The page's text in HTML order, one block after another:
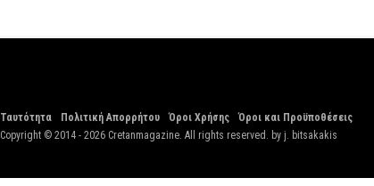
Ταυτότητα Πολιτική Απορρήτου Όροι Χρήσης
Όροι και Προϋποθέσεις
Copyright © 2014 - 2026 Cretanmagazine. All rights reserved. by j. bitsakakis